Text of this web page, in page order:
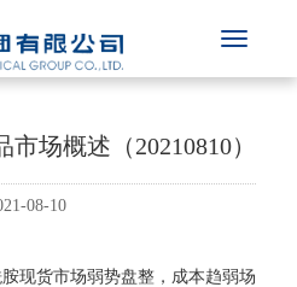
场概述（20210810）
08-10
现货市场弱势盘整，成本趋弱场